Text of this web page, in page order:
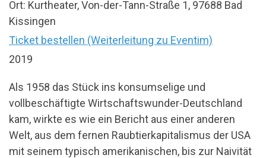
Ort: Kurtheater, Von-der-Tann-Straße 1, 97688 Bad
Kissingen
Ticket bestellen (Weiterleitung zu Eventim)
2019
Als 1958 das Stück ins konsumselige und
vollbeschäftigte Wirtschaftswunder-Deutschland
kam, wirkte es wie ein Bericht aus einer anderen
Welt, aus dem fernen Raubtierkapitalismus der USA
mit seinem typisch amerikanischen, bis zur Naivität